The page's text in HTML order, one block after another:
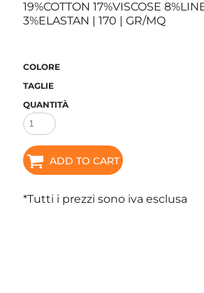
19%COTTON 17%VISCOSE
3%ELASTAN | 170 | GR/MQ
COLORE
TAGLIE
QUANTITÀ
ADD TO CART
*Tutti i prezzi sono iva esclusa